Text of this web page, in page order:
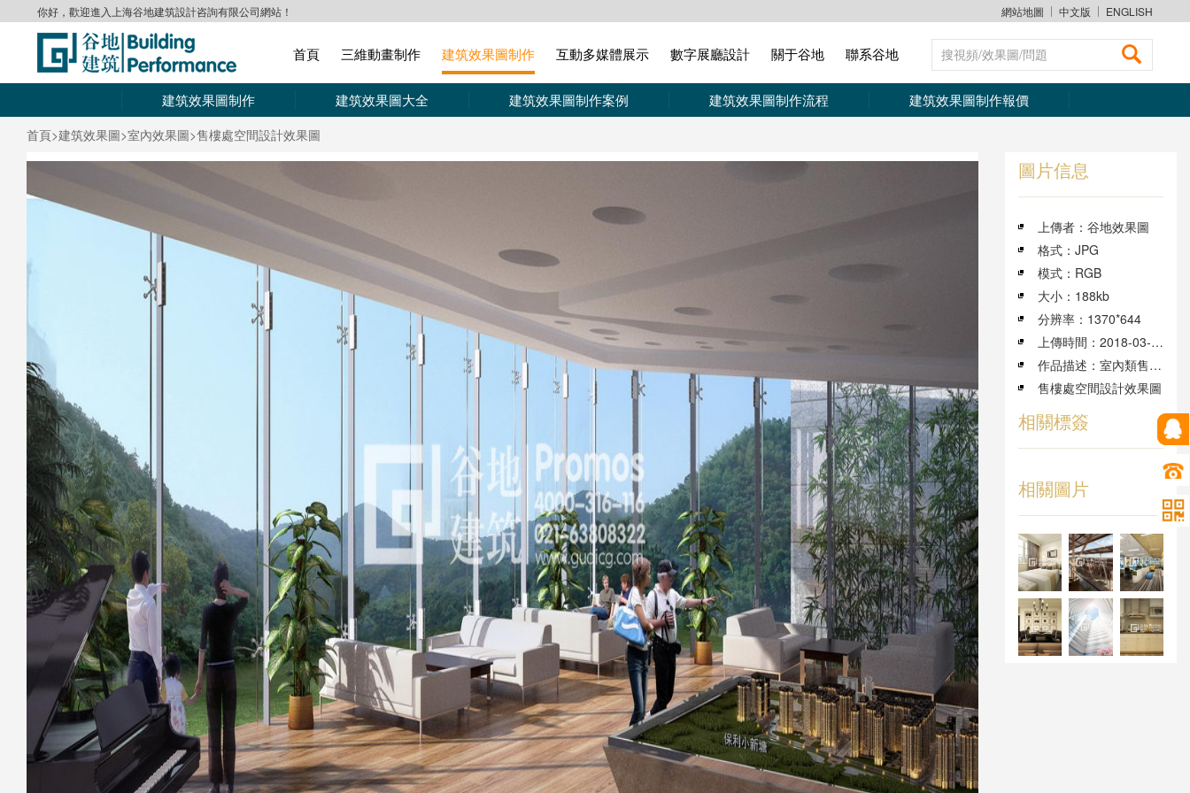
你好，歡迎進入上海谷地建筑設計咨詢有限公司網站！ 網站地圖 中文版 ENGLISH
搜視頻/效果圖/問題
首頁 三維動畫制作 建筑效果圖制作 互動多媒體展示 數字展廳設計 關于谷地 聯系谷地
建筑效果圖制作 建筑效果圖大全 建筑效果圖制作案例 建筑效果圖制作流程 建筑效果圖制作報價
首頁>建筑效果圖>室內效果圖>售樓處空間設計效果圖
圖片信息
上傳者：谷地效果圖
格式：JPG
模式：RGB
大小：188kb
分辨率：1370*644
上傳時間：2018-03-20
作品描述：室內類售樓處空間設計效果圖
售樓處空間設計效果圖
相關標簽
相關圖片